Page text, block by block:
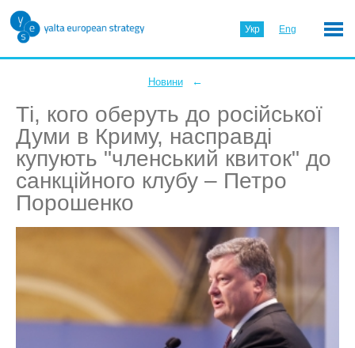
Укр Eng
Новини ←
Ті, кого оберуть до російської
Думи в Криму, насправді
купують "членський квиток" до
санкційного клубу – Петро
Порошенко